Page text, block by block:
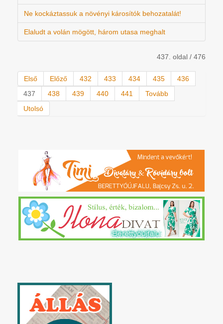
Ne kockáztassuk a növényi károsítók behozatalát!
Elaludt a volán mögött, három utasa meghalt
437. oldal / 476
Első Előző 432 433 434 435
436
437
438 439 440 441
Tovább
Utolsó